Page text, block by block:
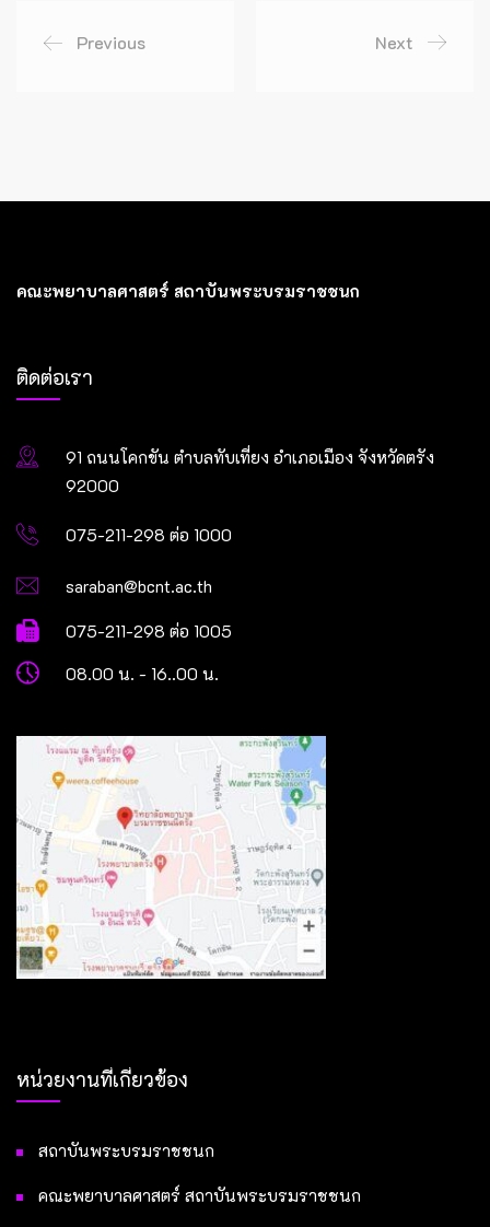
Previous Next
คณะพยาบาลศาสตร์ สถาบันพระบรมราชชนก
ติดต่อเรา
91 ถนนโคกขัน ตำบลทับเที่ยง อำเภอเมือง จังหวัดตรัง
92000
075-211-298 ต่อ 1000
saraban@bcnt.ac.th
075-211-298 ต่อ 1005
08.00 น. - 16..00 น.
หน่วยงานที่เกี่ยวข้อง
สถาบันพระบรมราชชนก
คณะพยาบาลศาสตร์ สถาบันพระบรมราชชนก